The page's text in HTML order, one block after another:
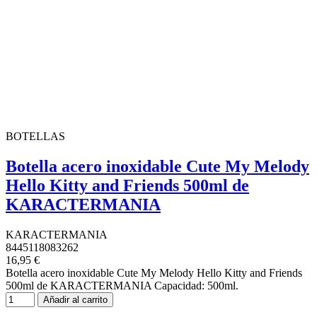
BOTELLAS
Botella acero inoxidable Cute My Melody
Hello Kitty and Friends 500ml de
KARACTERMANIA
KARACTERMANIA
8445118083262
16,95 €
Botella acero inoxidable Cute My Melody Hello Kitty and Friends
500ml de KARACTERMANIA Capacidad: 500ml.
Añadir al carrito